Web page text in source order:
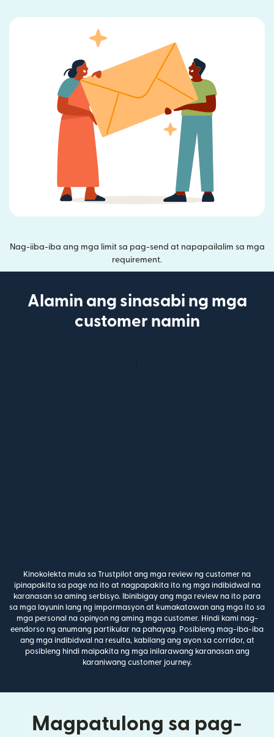
Nag-iiba-iba ang mga limit sa pag-send at napapailalim sa mga
requirement.
Alamin ang sinasabi ng mga
customer namin
Kinokolekta mula sa Trustpilot ang mga review ng customer na
ipinapakita sa page na ito at nagpapakita ito ng mga indibidwal na
karanasan sa aming serbisyo. Ibinibigay ang mga review na ito para
sa mga layunin lang ng impormasyon at kumakatawan ang mga ito sa
mga personal na opinyon ng aming mga customer. Hindi kami nag-
eendorso ng anumang partikular na pahayag. Posibleng mag-iba-iba
ang mga indibidwal na resulta, kabilang ang ayon sa corridor, at
posibleng hindi maipakita ng mga inilarawang karanasan ang
karaniwang customer journey.
Magpatulong sa pag-